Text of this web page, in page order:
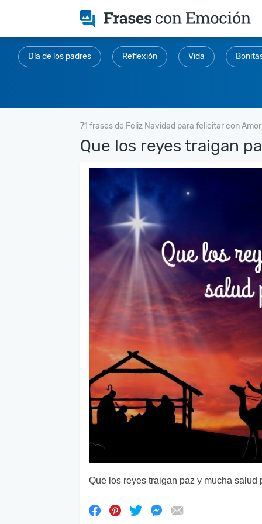
Día de los padres Reflexión Vida
71 frases de Feliz Navidad para felicitar con Amor
Que los reyes traigan
Que los reyes traigan paz y mucha salud